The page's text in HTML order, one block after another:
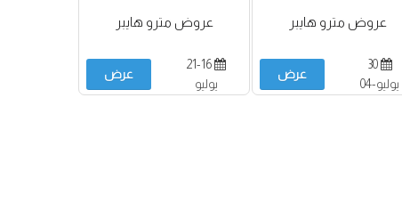
عروض مترو هايبر
30
يوليو-04
عرض
عروض مترو هايبر
21-16
يوليو
عرض